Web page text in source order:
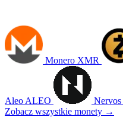
Monero XMR
Aleo ALEO Nervos
Zobacz wszystkie monety →